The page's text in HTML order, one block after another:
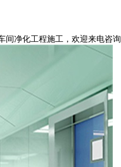
间净化工程施工，欢迎来电咨询